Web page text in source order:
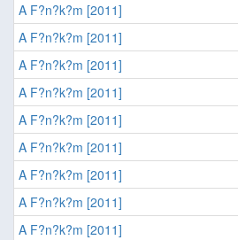
A F?n?k?m [2011]
A F?n?k?m [2011]
A F?n?k?m [2011]
A F?n?k?m [2011]
A F?n?k?m [2011]
A F?n?k?m [2011]
A F?n?k?m [2011]
A F?n?k?m [2011]
A F?n?k?m [2011]